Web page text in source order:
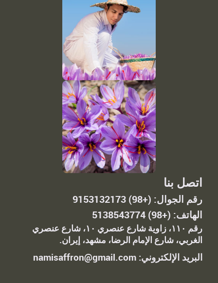
اتصل بنا
رقم الجوال: (+98) 9153132173
الهاتف: (+98) 5138543774
رقم ١١٠، زاوية شارع عنصري ١٠، شارع عنصري
الغربي، شارع الإمام الرضا، مشهد، إيران.
البريد الإلكتروني: namisaffron@gmail.com